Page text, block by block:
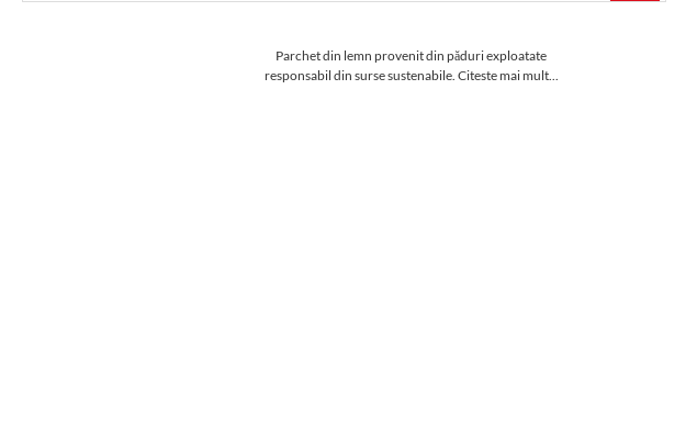
Parchet din lemn provenit din păduri exploatate
responsabil din surse sustenabile. Citeste mai mult...